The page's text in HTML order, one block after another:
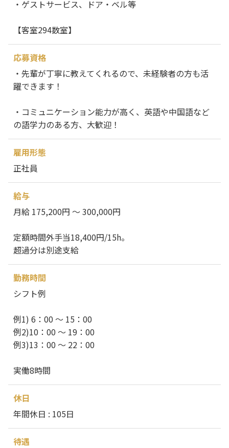
・ゲストサービス、ドア・ベル等
【客室294数室】
応募資格
・先輩が丁寧に教えてくれるので、未経験者の方も活
躍できます！
・コミュニケーション能力が高く、英語や中国語など
の語学力のある方、大歓迎！
雇用形態
正社員
給与
月給 175,200円 ～ 300,000円
定額時間外手当18,400円/15h。
超過分は別途支給
勤務時間
シフト例
例1) 6：00 ～ 15：00
例2)10：00 ～ 19：00
例3)13：00 ～ 22：00
実働8時間
休日
年間休日 : 105日
待遇